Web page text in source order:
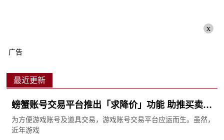
x
广告
最近更新
螃蟹账号交易平台推出「求降价」功能 助推买卖双
方灵活交易
为方便游戏账号及道具交易，游戏账号交易平台应运而生。虽然，
近年游戏